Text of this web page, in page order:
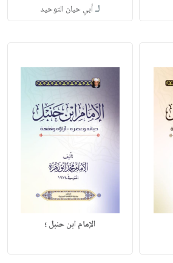
لـأبي حيان التوحيد
الإمام ابن حنبل ؛